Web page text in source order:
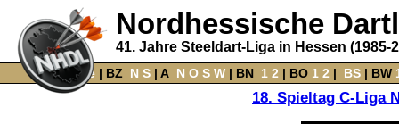
Nordhessische
41. Jahre Steeldart-Liga in Hessen (1985-
Home‌ | BZ N S‌ | A‌ N O S W‌ | BN‌ 1 2 | BO‌ 1 2 | BS| BW‌
18. Spieltag C-Liga